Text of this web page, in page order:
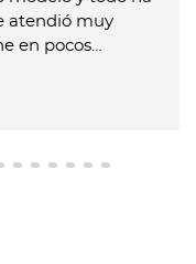
atendió muy
en pocos
un extra, pero
estado.